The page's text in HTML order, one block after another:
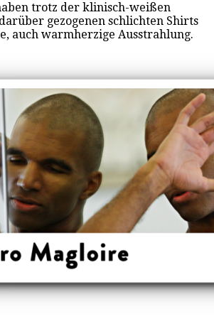
trotz der klinisch-weißen
gezogenen schlichten Shirts
auch warmherzige Ausstrahlung.